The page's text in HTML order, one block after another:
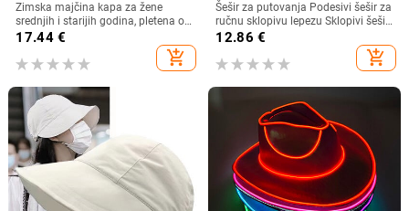
Zimska majčina kapa za žene
srednjih i starijih godina, pletena od
zečjeg krzna, otporna na hladnoću,
topla, vunena kapa plus baršunasta
kapa za umivaonik
17.44€
add_shopping_cart
Šešir za putovanja Podesivi šešir za
ručnu sklopivu lepezu Sklopivi šešir
od bambusa i lepeza Ljetna plaža
12.86 €
add_shopping_cart